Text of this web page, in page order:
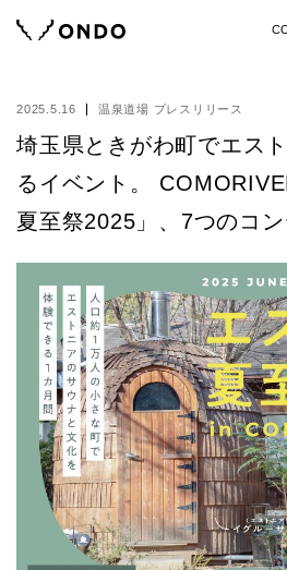
2025.5.16 温泉道場 プレスリリース
埼玉県ときがわ町でエス
るイベント。
夏至祭2025」、7つのコ